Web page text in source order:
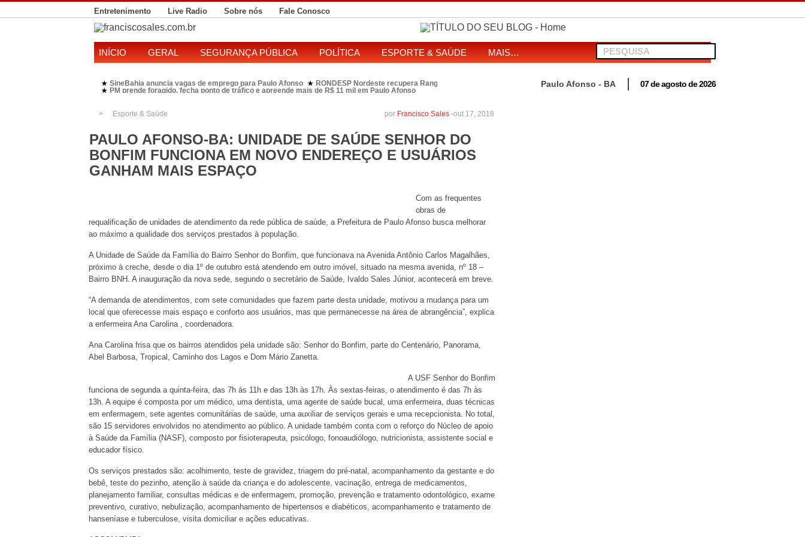
Entretenimento Live Radio Sobre nós Fale Conosco
INÍCIO GERAL SEGURANÇA PÚBLICA POLÍTICA ESPORTE & SAÚDE MAIS…
★ SineBahia anuncia vagas de emprego para Paulo Afonso ★ RONDESP Nordeste recupera Range Rover com restrição por estelionato em Antas
★ PM prende foragido, fecha ponto de tráfico e apreende mais de R$ 11 mil em Paulo Afonso
Paulo Afonso - BA 07 de agosto de 2026
Esporte & Saúde out 17, 2018
por Francisco Sales -
PAULO AFONSO-BA: UNIDADE DE SAÚDE SENHOR DO
BONFIM FUNCIONA EM NOVO ENDEREÇO E USUÁRIOS
GANHAM MAIS ESPAÇO
Com as frequentes
obras de
requalificação de unidades de atendimento da rede pública de saúde, a Prefeitura de Paulo Afonso busca melhorar
ao máximo a qualidade dos serviços prestados à população.
A Unidade de Saúde da Família do Bairro Senhor do Bonfim, que funcionava na Avenida Antônio Carlos Magalhães,
próximo à creche, desde o dia 1º de outubro está atendendo em outro imóvel, situado na mesma avenida, nº 18 –
Bairro BNH. A inauguração da nova sede, segundo o secretário de Saúde, Ivaldo Sales Júnior, acontecerá em breve.
“A demanda de atendimentos, com sete comunidades que fazem parte desta unidade, motivou a mudança para um
local que oferecesse mais espaço e conforto aos usuários, mas que permanecesse na área de abrangência”, explica
a enfermeira Ana Carolina , coordenadora.
Ana Carolina frisa que os bairros atendidos pela unidade são: Senhor do Bonfim, parte do Centenário, Panorama,
Abel Barbosa, Tropical, Caminho dos Lagos e Dom Mário Zanetta.
A USF Senhor do Bonfim
funciona de segunda a quinta-feira, das 7h às 11h e das 13h às 17h. Às sextas-feiras, o atendimento é das 7h às
13h. A equipe é composta por um médico, uma dentista, uma agente de saúde bucal, uma enfermeira, duas técnicas
em enfermagem, sete agentes comunitárias de saúde, uma auxiliar de serviços gerais e uma recepcionista. No total,
são 15 servidores envolvidos no atendimento ao público. A unidade também conta com o reforço do Núcleo de apoio
à Saúde da Família (NASF), composto por fisioterapeuta, psicólogo, fonoaudiólogo, nutricionista, assistente social e
educador físico.
Os serviços prestados são: acolhimento, teste de gravidez, triagem do pré-natal, acompanhamento da gestante e do
bebê, teste do pezinho, atenção à saúde da criança e do adolescente, vacinação, entrega de medicamentos,
planejamento familiar, consultas médicas e de enfermagem, promoção, prevenção e tratamento odontológico, exame
preventivo, curativo, nebulização, acompanhamento de hipertensos e diabéticos, acompanhamento e tratamento de
hanseníase e tuberculose, visita domiciliar e ações educativas.